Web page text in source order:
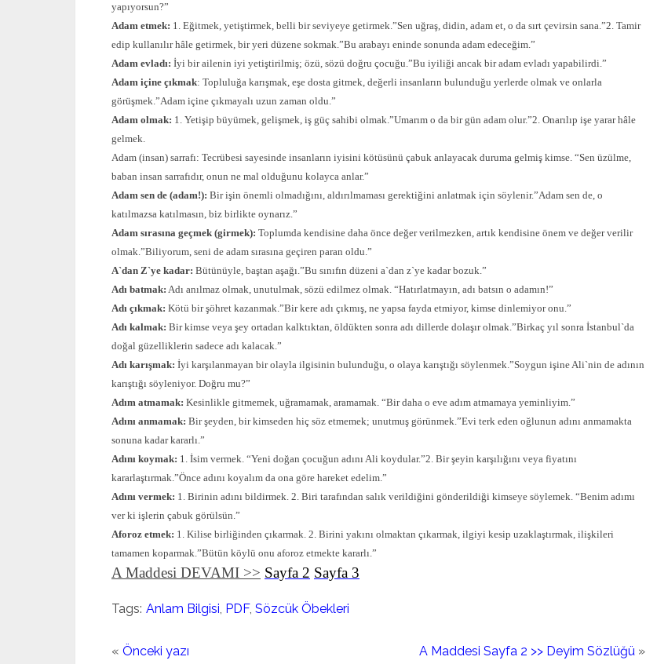
yapıyorsun?”
Adam etmek: 1. Eğitmek, yetiştirmek, belli bir seviyeye getirmek.”Sen uğraş, didin, adam et, o da sırt çevirsin sana.”2. Tamir
edip kullanılır hâle getirmek, bir yeri düzene sokmak.”Bu arabayı eninde sonunda adam edeceğim.”
Adam evladı: İyi bir ailenin iyi yetiştirilmiş; özü, sözü doğru çocuğu.”Bu iyiliği ancak bir adam evladı yapabilirdi.”
Adam içine çıkmak: Topluluğa karışmak, eşe dosta gitmek, değerli insanların bulunduğu yerlerde olmak ve onlarla
görüşmek.”Adam içine çıkmayalı uzun zaman oldu.”
Adam olmak: 1. Yetişip büyümek, gelişmek, iş güç sahibi olmak.”Umarım o da bir gün adam olur.”2. Onarılıp işe yarar hâle
gelmek.
Adam (insan) sarrafı: Tecrübesi sayesinde insanların iyisini kötüsünü çabuk anlayacak duruma gelmiş kimse. “Sen üzülme,
baban insan sarrafıdır, onun ne mal olduğunu kolayca anlar.”
Adam sen de (adam!): Bir işin önemli olmadığını, aldırılmaması gerektiğini anlatmak için söylenir.”Adam sen de, o
katılmazsa katılmasın, biz birlikte oynarız.”
Adam sırasına geçmek (girmek): Toplumda kendisine daha önce değer verilmezken, artık kendisine önem ve değer verilir
olmak.”Biliyorum, seni de adam sırasına geçiren paran oldu.”
A`dan Z`ye kadar: Bütünüyle, baştan aşağı.”Bu sınıfın düzeni a`dan z`ye kadar bozuk.”
Adı batmak: Adı anılmaz olmak, unutulmak, sözü edilmez olmak. “Hatırlatmayın, adı batsın o adamın!”
Adı çıkmak: Kötü bir şöhret kazanmak.”Bir kere adı çıkmış, ne yapsa fayda etmiyor, kimse dinlemiyor onu.”
Adı kalmak: Bir kimse veya şey ortadan kalktıktan, öldükten sonra adı dillerde dolaşır olmak.”Birkaç yıl sonra İstanbul`da
doğal güzelliklerin sadece adı kalacak.”
Adı karışmak: İyi karşılanmayan bir olayla ilgisinin bulunduğu, o olaya karıştığı söylenmek.”Soygun işine Ali`nin de adının
karıştığı söyleniyor. Doğru mu?”
Adım atmamak: Kesinlikle gitmemek, uğramamak, aramamak. “Bir daha o eve adım atmamaya yeminliyim.”
Adını anmamak: Bir şeyden, bir kimseden hiç söz etmemek; unutmuş görünmek.”Evi terk eden oğlunun adını anmamakta
sonuna kadar kararlı.”
Adını koymak: 1. İsim vermek. “Yeni doğan çocuğun adını Ali koydular.”2. Bir şeyin karşılığını veya fiyatını
kararlaştırmak.”Önce adını koyalım da ona göre hareket edelim.”
Adını vermek: 1. Birinin adını bildirmek. 2. Biri tarafından salık verildiğini gönderildiği kimseye söylemek. “Benim adımı
ver ki işlerin çabuk görülsün.”
Aforoz etmek: 1. Kilise birliğinden çıkarmak. 2. Birini yakını olmaktan çıkarmak, ilgiyi kesip uzaklaştırmak, ilişkileri
tamamen koparmak.”Bütün köylü onu aforoz etmekte kararlı.”
A Maddesi DEVAMI >> Sayfa 2 Sayfa 3
Tags: Anlam Bilgisi, PDF, Sözcük Öbekleri
« Önceki yazı A Maddesi Sayfa 2 >> Deyim Sözlüğü »